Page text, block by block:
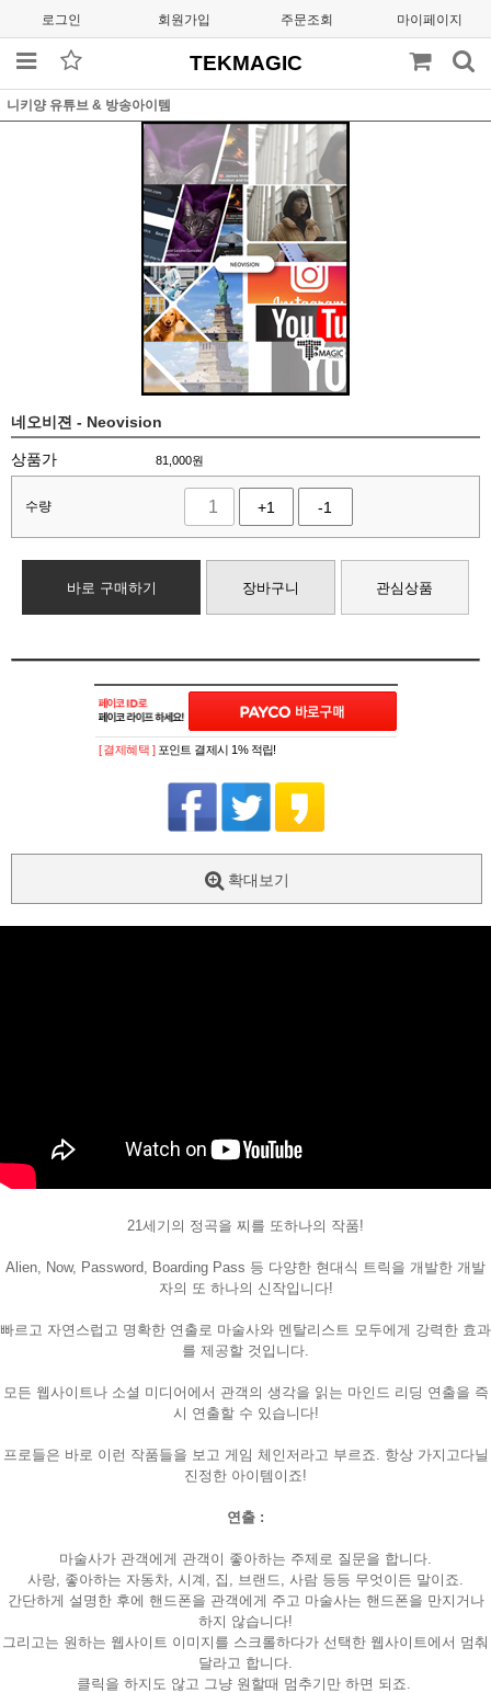
로그인 회원가입 주문조회 마이페이지
TEKMAGIC
니키양 유튜브 & 방송아이템
네오비젼 - Neovision
상품가 81,000원
수량 +1 -1
바로 구매하기 장바구니 관심상품
[ 결제혜택 ] 포인트 결제시 1% 적립!
확대보기
21세기의 정곡을 찌를 또하나의 작품!
Alien, Now, Password, Boarding Pass 등 다양한 현대식 트릭을 개발한 개발
자의 또 하나의 신작입니다!
빠르고 자연스럽고 명확한 연출로 마술사와 멘탈리스트 모두에게 강력한 효과
를 제공할 것입니다.
모든 웹사이트나 소셜 미디어에서 관객의 생각을 읽는 마인드 리딩 연출을 즉
시 연출할 수 있습니다!
프로들은 바로 이런 작품들을 보고 게임 체인저라고 부르죠. 항상 가지고다닐
진정한 아이템이죠!
연출 :
마술사가 관객에게 관객이 좋아하는 주제로 질문을 합니다.
사랑, 좋아하는 자동차, 시계, 집, 브랜드, 사람 등등 무엇이든 말이죠.
간단하게 설명한 후에 핸드폰을 관객에게 주고 마술사는 핸드폰을 만지거나
하지 않습니다!
그리고는 원하는 웹사이트 이미지를 스크롤하다가 선택한 웹사이트에서 멈춰
달라고 합니다.
클릭을 하지도 않고 그냥 원할때 멈추기만 하면 되죠.